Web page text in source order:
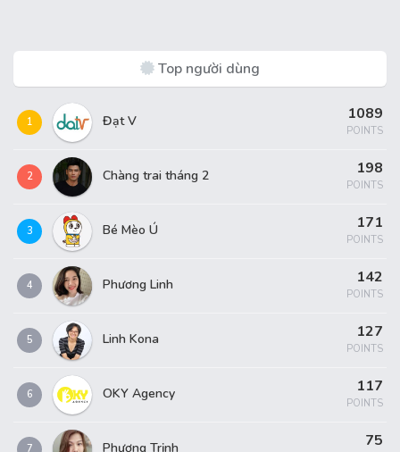
Top người dùng
1 Đạt V 1089
POINTS
2 Chàng trai tháng 2 198
POINTS
3 Bé Mèo Ú 171
POINTS
4 Phương Linh 142
POINTS
5 Linh Kona 127
POINTS
6 OKY Agency 117
POINTS
7 Phương Trịnh 75